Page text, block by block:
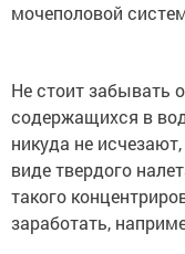
мочеполовой
Не стоит забывать
содержащихся в
никуда не
виде твердого
такого
заработать,